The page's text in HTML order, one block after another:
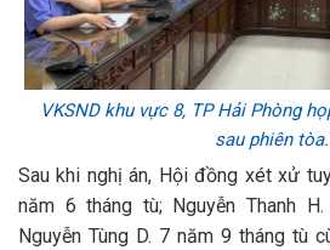
VKSND khu vực 8, TP Hải Phòng
sau phiên tòa.
Sau khi nghị án, Hội đồng xét xử
năm 6 tháng tù; Nguyễn Thanh
Nguyễn Tùng D. 7 năm 9 tháng tù